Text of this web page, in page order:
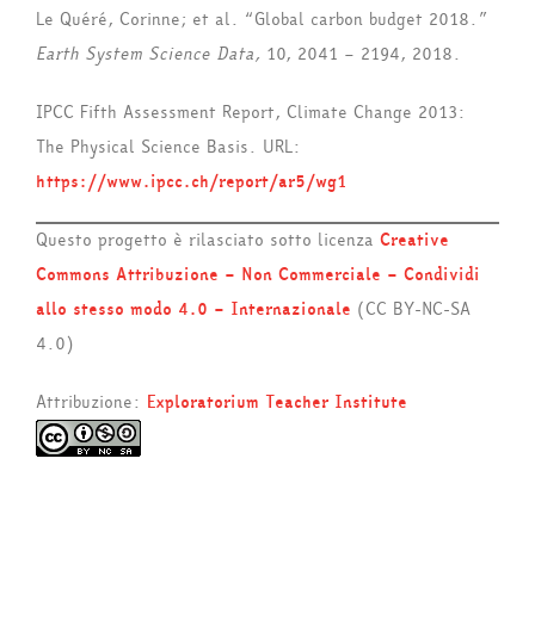
Le Quéré, Corinne; et al. “Global carbon budget 2018.”
Earth System Science Data, 10, 2041 – 2194, 2018.
IPCC Fifth Assessment Report, Climate Change 2013:
The Physical Science Basis. URL:
https://www.ipcc.ch/report/ar5/wg1
Questo progetto è rilasciato sotto licenza Creative
Commons Attribuzione – Non Commerciale – Condividi
allo stesso modo 4.0 – Internazionale (CC BY-NC-SA
4.0)
Attribuzione: Exploratorium Teacher Institute